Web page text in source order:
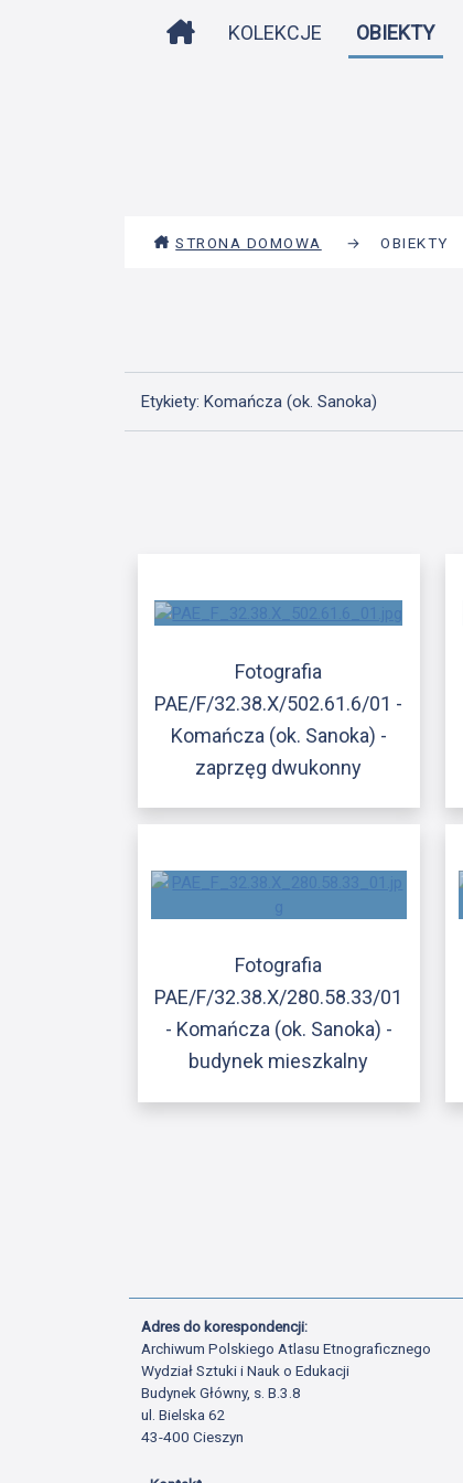
STRONA DOMOWA
KOLEKCJE OBIEKTY
STRONA DOMOWA → OBIEKTY
Etykiety: Komańcza (ok. Sanoka)
Fotografia
PAE/F/32.38.X/502.61.6/01 -
Komańcza (ok. Sanoka) -
zaprzęg dwukonny
Fotografia
PAE/F/32.38.X/280.58.33/01
- Komańcza (ok. Sanoka) -
budynek mieszkalny
Adres do korespondencji:
Archiwum Polskiego Atlasu Etnograficznego
Wydział Sztuki i Nauk o Edukacji
Budynek Główny, s. B.3.8
ul. Bielska 62
43-400 Cieszyn